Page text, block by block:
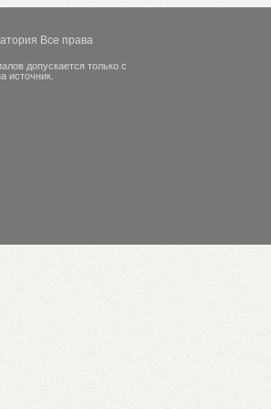
Все права
допускается только с
источник.